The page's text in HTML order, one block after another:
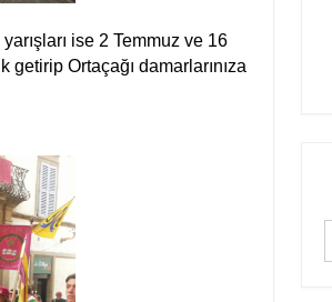
ise 2 Temmuz ve 16
Ortaçağı damarlarınıza